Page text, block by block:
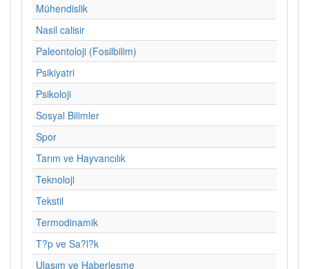
Mühendislik
Nasil calisir
Paleontoloji (Fosilbilim)
Psikiyatri
Psikoloji
Sosyal Bilimler
Spor
Tarım ve Hayvancılık
Teknoloji
Tekstil
Termodinamik
T?p ve Sa?l?k
Ulaşım ve Haberleşme